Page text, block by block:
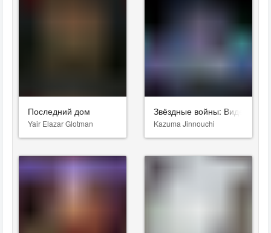
Последний дом
Yair Elazar Glotman
Звёздные войны: Видения.
Kazuma Jinnouchi